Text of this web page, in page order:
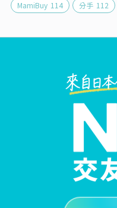
MamiBuy 114 分手 112